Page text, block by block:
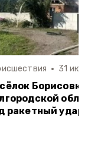
31
Борисовка
ракетный удар